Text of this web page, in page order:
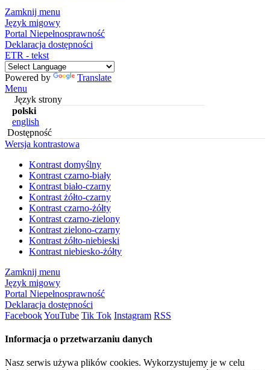
Zamknij menu
Język migowy
Portal Niepełnosprawność
Deklaracja dostępności
ETR - tekst
Powered by
Translate
Menu
Język strony
polski
english
Dostępność
Wersja kontrastowa
Kontrast domyślny
Kontrast czarno-biały
Kontrast biało-czarny
Kontrast żółto-czarny
Kontrast czarno-żółty
Kontrast czarno-zielony
Kontrast zielono-czarny
Kontrast żółto-niebieski
Kontrast niebiesko-żółty
Zamknij menu
Język migowy
Portal Niepełnosprawność
Deklaracja dostępności
FacebookYouTube Tik Tok Instagram RSS
Informacja o przetwarzaniu danych
Nasz serwis używa plików cookies. Wykorzystujemy je w celu